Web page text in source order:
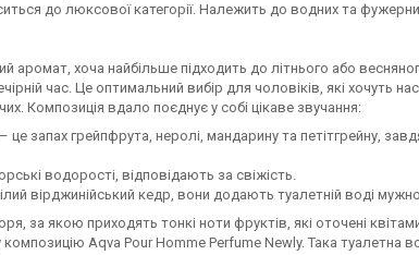
до люксової категорії. Належить до водних та
аромат, хоча найбільше підходить до літнього або
час. Це оптимальний вибір для чоловіків, які хочуть
Композиція вдало поєднує у собі цікаве звучання:
запах грейпфрута, неролі, мандарину та петітгрейну,
водорості, відповідають за свіжість.
вірджинійський кедр, вони додають туалетній воді
за якою приходять тонкі ноти фруктів, які оточені
Aqva Pour Homme Perfume Newly. Така туалетна